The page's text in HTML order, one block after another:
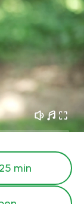
25 min